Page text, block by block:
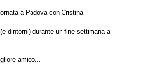
a Padova con Cristina
dintorni) durante un fine settimana a
amico...